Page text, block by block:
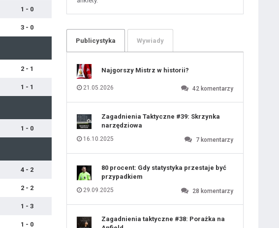
1 - 0
3 - 0
2 - 1
1 - 1
1 - 0
4 - 2
2 - 2
1 - 3
1 - 0
Publicystyka Wywiady
Najgorszy Mistrz w historii?
21.05.2026 42 komentarzy
Zagadnienia Taktyczne #39: Skrzynka
narzędziowa
16.10.2025 7 komentarzy
80 procent: Gdy statystyka przestaje być
przypadkiem
29.09.2025 28 komentarzy
Zagadnienia taktyczne #38: Porażka na